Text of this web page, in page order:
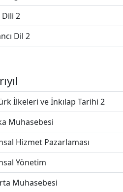
2
Dil 2
İlkeleri ve İnkılap Tarihi 2
Muhasebesi
Hizmet Pazarlaması
Yönetim
Muhasebesi